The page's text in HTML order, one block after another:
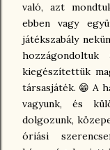
való, azt
ebben vagy
játékszabály
kiegészítettük
társasjáték. 😁 A
vagyunk, és
dolgozunk,
óriási